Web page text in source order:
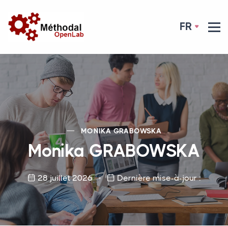
FR
MONIKAGRABOWSKA
MonikaGRABOWSKA
28 juillet 2026 Dernière mise-à-jour :